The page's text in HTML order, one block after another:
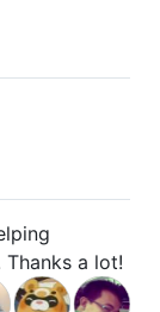
a lot!